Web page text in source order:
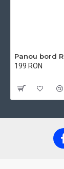
Panou bord
199 RON